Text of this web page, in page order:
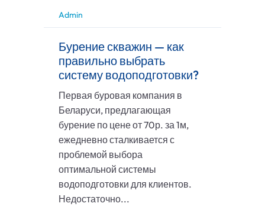
Admin
Бурение скважин — как
правильно выбрать
систему водоподготовки?
Первая буровая компания в
Беларуси, предлагающая
бурение по цене от 70р. за 1м,
ежедневно сталкивается с
проблемой выбора
оптимальной системы
водоподготовки для клиентов.
Недостаточно...